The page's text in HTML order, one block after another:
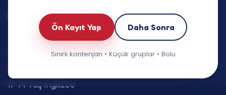
Ön Kayıt Yap Daha Sonra
Sınırlı kontenjan • Küçük gruplar • Bolu
Eğitimlerimiz
Oyun Grupları (3–5 yaş)
6–7 Yaş İngilizce
11–14 Yaş İngilizce